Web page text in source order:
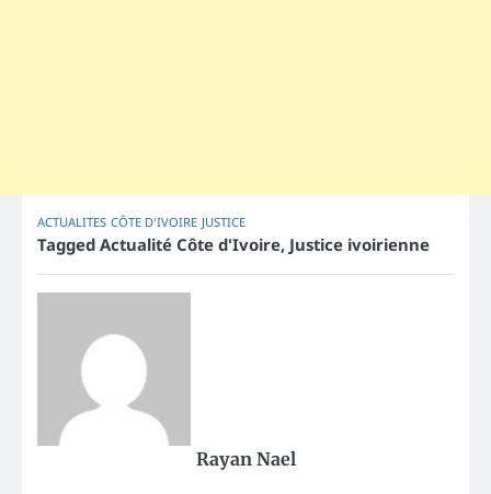
ACTUALITES CÔTE D'IVOIRE JUSTICE
Tagged Actualité Côte d'Ivoire, Justice ivoirienne
Rayan Nael